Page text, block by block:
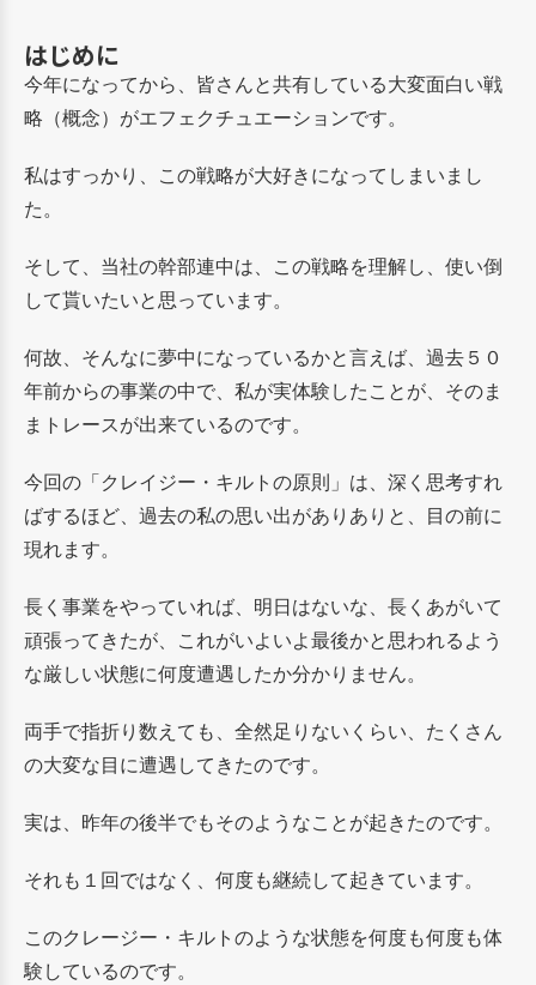
はじめに
今年になってから、皆さんと共有している大変面白い戦
略（概念）がエフェクチュエーションです。
私はすっかり、この戦略が大好きになってしまいまし
た。
そして、当社の幹部連中は、この戦略を理解し、使い倒
して貰いたいと思っています。
何故、そんなに夢中になっているかと言えば、過去５０
年前からの事業の中で、私が実体験したことが、そのま
まトレースが出来ているのです。
今回の「クレイジー・キルトの原則」は、深く思考すれ
ばするほど、過去の私の思い出がありありと、目の前に
現れます。
長く事業をやっていれば、明日はないな、長くあがいて
頑張ってきたが、これがいよいよ最後かと思われるよう
な厳しい状態に何度遭遇したか分かりません。
両手で指折り数えても、全然足りないくらい、たくさん
の大変な目に遭遇してきたのです。
実は、昨年の後半でもそのようなことが起きたのです。
それも１回ではなく、何度も継続して起きています。
このクレージー・キルトのような状態を何度も何度も体
験しているのです。